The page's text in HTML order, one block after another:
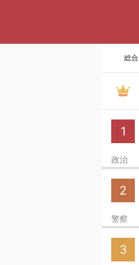
総合
1
政治
2
警察
3